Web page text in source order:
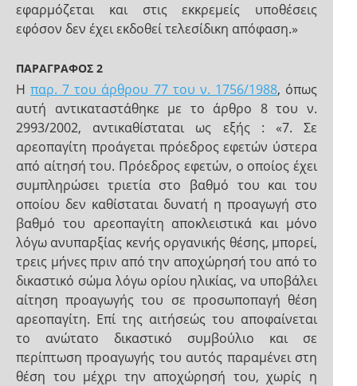
εφαρμόζεται και στις εκκρεμείς υποθέσεις
εφόσον δεν έχει εκδοθεί τελεσίδικη απόφαση.»
ΠΑΡΑΓΡΑΦΟΣ 2
Ηπαρ. 7 του άρθρου 77 του ν. 1756/1988, όπως
αυτή αντικαταστάθηκε με το άρθρο 8 του ν.
2993/2002, αντικαθίσταται ως εξής : «7. Σε
αρεοπαγίτη προάγεται πρόεδρος εφετών ύστερα
από αίτησή του. Πρόεδρος εφετών, ο οποίος έχει
συμπληρώσει τριετία στο βαθμό του και του
οποίου δεν καθίσταται δυνατή η προαγωγή στο
βαθμό του αρεοπαγίτη αποκλειστικά και μόνο
λόγω ανυπαρξίας κενής οργανικής θέσης, μπορεί,
τρεις μήνες πριν από την αποχώρησή του από το
δικαστικό σώμα λόγω ορίου ηλικίας, να υποβάλει
αίτηση προαγωγής του σε προσωποπαγή θέση
αρεοπαγίτη. Επί της αιτήσεώς του αποφαίνεται
το ανώτατο δικαστικό συμβούλιο και σε
περίπτωση προαγωγής του αυτός παραμένει στη
θέση του μέχρι την αποχώρησή του, χωρίς η